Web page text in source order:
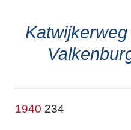
1940 234